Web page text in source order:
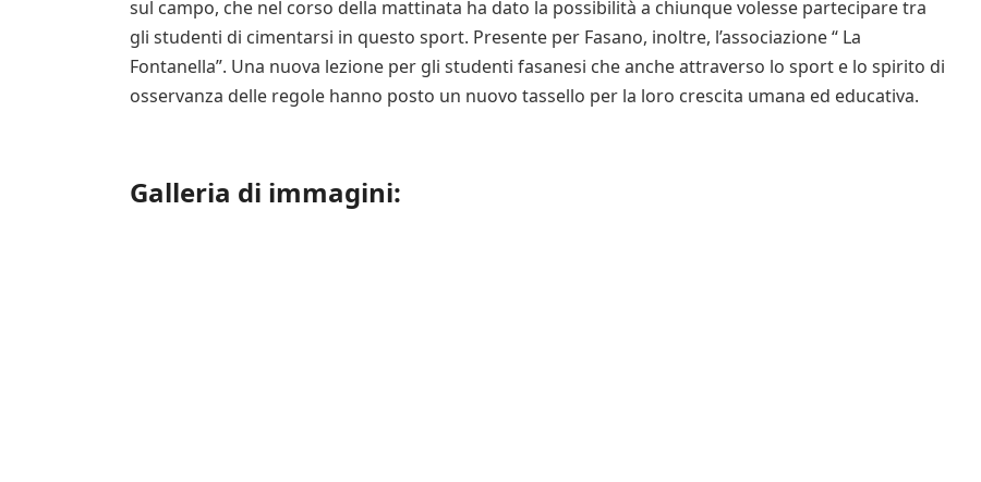
sul campo, che nel corso della mattinata ha dato la possibilità a chiunque volesse partecipare tra
gli studenti di cimentarsi in questo sport. Presente per Fasano, inoltre, l’associazione “ La
Fontanella”. Una nuova lezione per gli studenti fasanesi che anche attraverso lo sport e lo spirito di
osservanza delle regole hanno posto un nuovo tassello per la loro crescita umana ed educativa.
Galleria di immagini: